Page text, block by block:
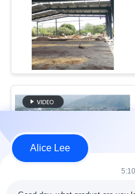
গোপনীয়তা
Alice Lee